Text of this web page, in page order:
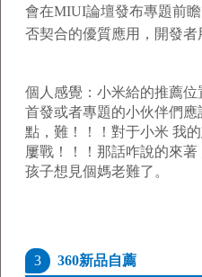
會在MIUI論壇發布專題前
否契合的優質應用，開發者
個人感覺：小米給的推薦
首發或者專題的小伙伴們
點，難！！！對于小米 我
屢戰！！！那話咋說的來
孩子想見個媽老難了。
3 360新品自薦